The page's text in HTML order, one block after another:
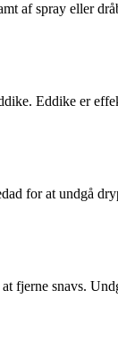
af spray eller
Eddike er
for at undgå
fjerne snavs.